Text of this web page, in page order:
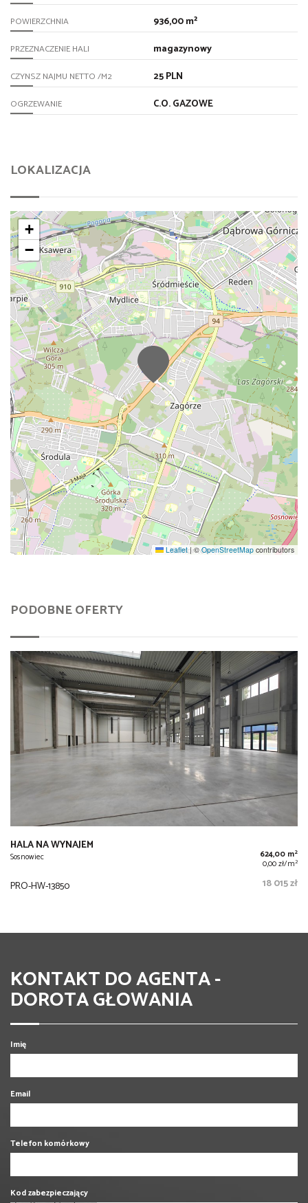
POWIERZCHNIA 936,00 m²
PRZEZNACZENIE HALI magazynowy
CZYNSZ NAJMU NETTO /M2 25 PLN
OGRZEWANIE C.O. GAZOWE
LOKALIZACJA
+
−
Leaflet |©OpenStreetMap contributors
PODOBNE OFERTY
HALA NA WYNAJEM
Sosnowiec 624,00 m2
0,00 zł/m2
PRO-HW-13850 18 015 zł
KONTAKT DO AGENTA -
DOROTA GŁOWANIA
Imię
Email
Telefon komórkowy
Kod zabezpieczający